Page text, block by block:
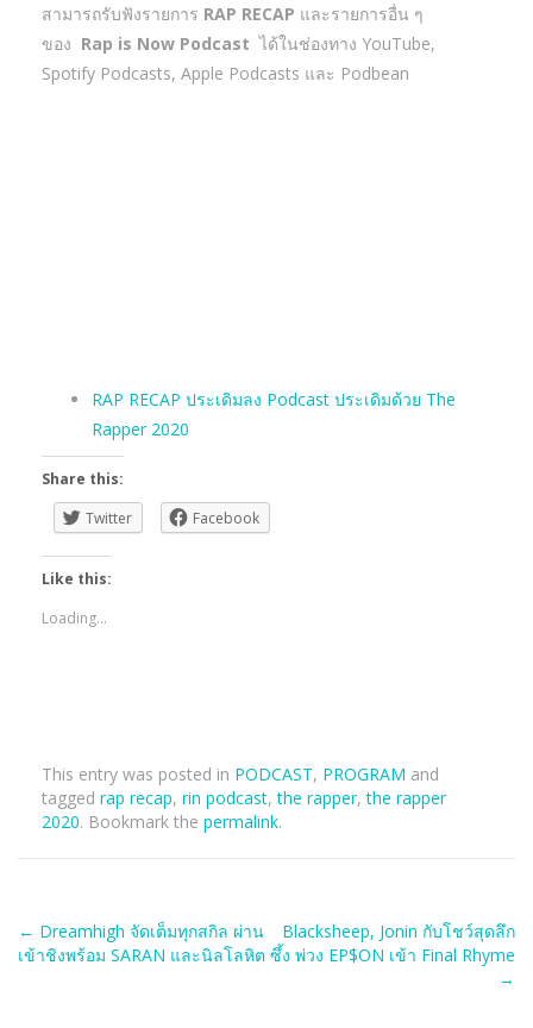
สามารถรับฟังรายการ RAP RECAP และรายการอื่น ๆ
ของ Rap is Now Podcast ได้ในช่องทาง YouTube,
Spotify Podcasts, Apple Podcasts และ Podbean
RAP RECAP ประเดิมลง Podcast ประเดิมด้วย The
Rapper 2020
Share this:
Twitter
Facebook
Like this:
Loading...
This entry was posted in PODCAST, PROGRAM and
tagged rap recap, rin podcast,the rapper,the rapper
2020. Bookmark the permalink.
Post
← Dreamhigh จัดเต็มทุกสกิล ผ่าน
เข้าชิงพร้อม SARAN และนิลโลหิต
Blacksheep, Jonin กับโชว์สุดลึก
ซึ้ง พ่วง EP$ON เข้า Final Rhyme
→